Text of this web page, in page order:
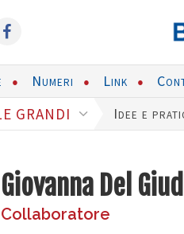
Numeri Link
GRANDI Idee e
Giovanna Del
Collaboratore